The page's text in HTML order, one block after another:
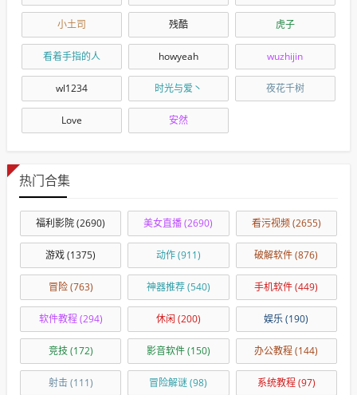
小土司 残酷 虎子
看着手指的人 howyeah wuzhijin
wl1234 时光与爱丶 夜花千树
Love 安然
热门合集
福利影院(2690) 美女直播(2690) 看污视频(2655)
游戏(1375) 动作(911) 破解软件(876)
冒险(763) 神器推荐(540) 手机软件(449)
软件教程(294) 休闲 (200) 娱乐(190)
竞技(172) 影音软件(150) 办公教程(144)
射击(111) 冒险解谜(98) 系统教程(97)